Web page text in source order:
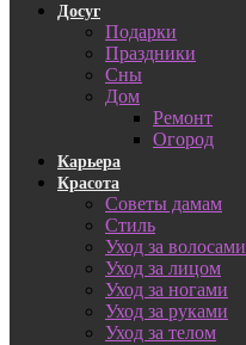
Досуг
Подарки
Праздники
Сны
Дом
Ремонт
Огород
Карьера
Красота
Советы дамам
Стиль
Уход за волосами
Уход за лицом
Уход за ногами
Уход за руками
Уход за телом